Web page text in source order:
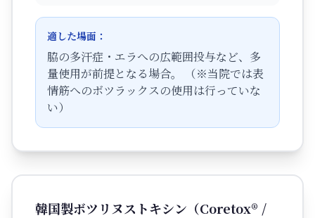
適した場面：
脇の多汗症・エラへの広範囲投与など、多
量使用が前提となる場合。 （※当院では表
情筋へのボツラックスの使用は行っていな
い）
韓国製ボツリヌストキシン（Coretox® /